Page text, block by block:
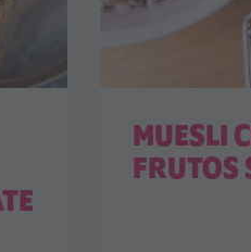
MUESLI
FRUTOS